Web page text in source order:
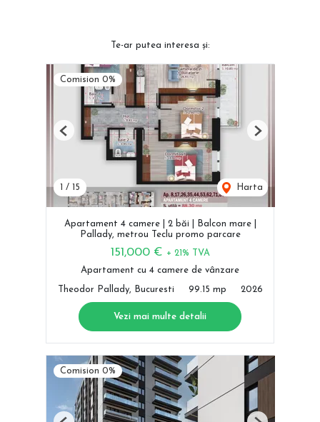
Te-ar putea interesa și:
Comision 0%
/ 15 Harta
Previous Next
Apartament 4 camere | 2 băi | Balcon mare |
Pallady, metrou Teclu promo parcare
151,000 € + 21% TVA
Apartament cu 4 camere de vânzare
Theodor Pallady, Bucuresti 99.15 mp 2026
Vezi mai multe detalii
Comision 0%